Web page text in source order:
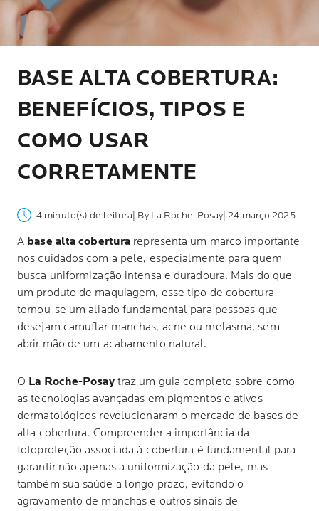
BASE ALTA COBERTURA:
BENEFÍCIOS, TIPOS E
COMO USAR
CORRETAMENTE
4 minuto(s) de leitura | By La Roche-Posay | 24 março 2025
A base alta cobertura representa um marco importante
nos cuidados com a pele, especialmente para quem
busca uniformização intensa e duradoura. Mais do que
um produto de maquiagem, esse tipo de cobertura
tornou-se um aliado fundamental para pessoas que
desejam camuflar manchas, acne ou melasma, sem
abrir mão de um acabamento natural.
O La Roche-Posaytraz um guia completo sobre como
as tecnologias avançadas em pigmentos e ativos
dermatológicos revolucionaram o mercado de bases de
alta cobertura. Compreender a importância da
fotoproteção associada à cobertura é fundamental para
garantir não apenas a uniformização da pele, mas
também sua saúde a longo prazo, evitando o
agravamento de manchas e outros sinais de